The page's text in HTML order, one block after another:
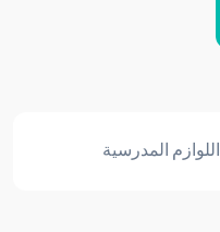
اللوازم المدرسية